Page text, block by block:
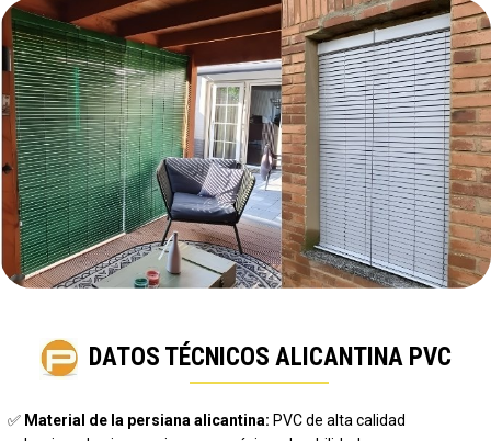
DATOS TÉCNICOS ALICANTINA PVC
✅ Material de la persiana alicantina: PVC de alta calidad